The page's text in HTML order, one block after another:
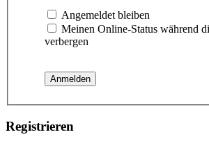
Angemeldet bleiben
Meinen Online-Status während
verbergen
Registrieren